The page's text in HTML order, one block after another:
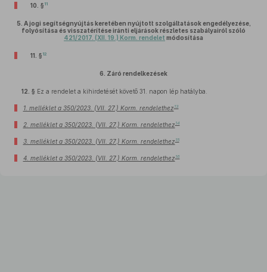
10. § 11
5. A jogi segítségnyújtás keretében nyújtott szolgáltatások engedélyezése,
folyósítása és visszatérítése iránti eljárások részletes szabályairól szóló
421/2017. (XII. 19.) Korm. rendelet módosítása
11. § 12
6. Záró rendelkezések
12. § Ez a rendelet a kihirdetését követő 31. napon lép hatályba.
1. melléklet a 350/2023. (VII. 27.) Korm. rendelethez13
2. melléklet a 350/2023. (VII. 27.) Korm. rendelethez14
3. melléklet a 350/2023. (VII. 27.) Korm. rendelethez15
4. melléklet a 350/2023. (VII. 27.) Korm. rendelethez16